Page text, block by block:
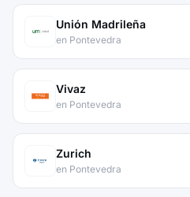
Unión Madrileña
en Pontevedra
Vivaz
en Pontevedra
Zurich
en Pontevedra